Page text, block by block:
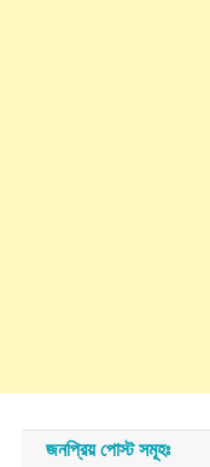
জনপ্রিয় পোস্ট সমূহঃ